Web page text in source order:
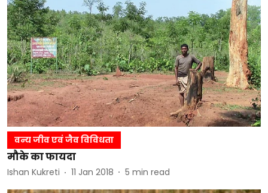
वन्य जीव एवं जैव विविधता
मौके का फायदा
Ishan Kukreti 11 Jan 2018 5 min read